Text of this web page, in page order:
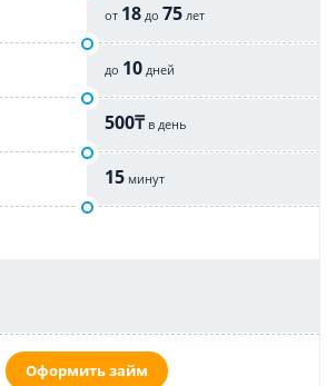
от 18 до 75 лет
до 10 дней
500₸в день
15 минут
Оформить займ